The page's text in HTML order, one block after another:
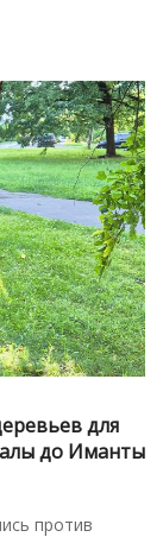
для
до Иманты
против